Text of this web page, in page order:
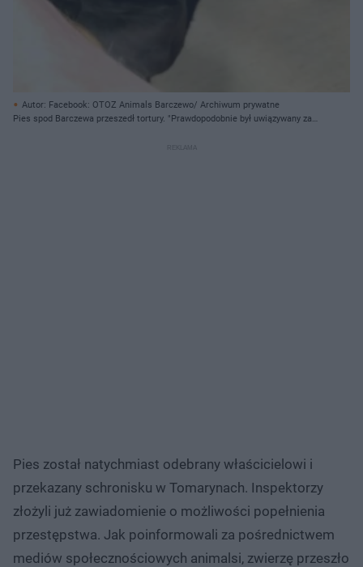
Autor: Facebook: OTOZ Animals Barczewo/ Archiwum prywatne
Pies spod Barczewa przeszedł tortury. "Prawdopodobnie był uwiązywany za
Pies został natychmiast odebrany właścicielowi i
przekazany schronisku w Tomarynach. Inspektorzy
złożyli już zawiadomienie o możliwości popełnienia
przestępstwa. Jak poinformowali za pośrednictwem
mediów społecznościowych animalsi, zwierzę przeszło